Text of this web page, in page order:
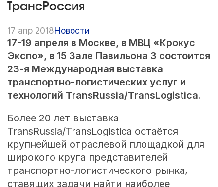
ТрансРоссия
17 апр 2018Новости
17-19 апреля в Москве, в МВЦ «Крокус
Экспо», в 15 Зале Павильона 3 состоится
23-я Международная выставка
транспортно-логистических услуг и
технологий TransRussia/TransLogistica.
Более 20 лет выставка
TransRussia/TransLogistica остаётся
крупнейшей отраслевой площадкой для
широкого круга представителей
транспортно-логистического рынка,
ставящих задачи найти наиболее